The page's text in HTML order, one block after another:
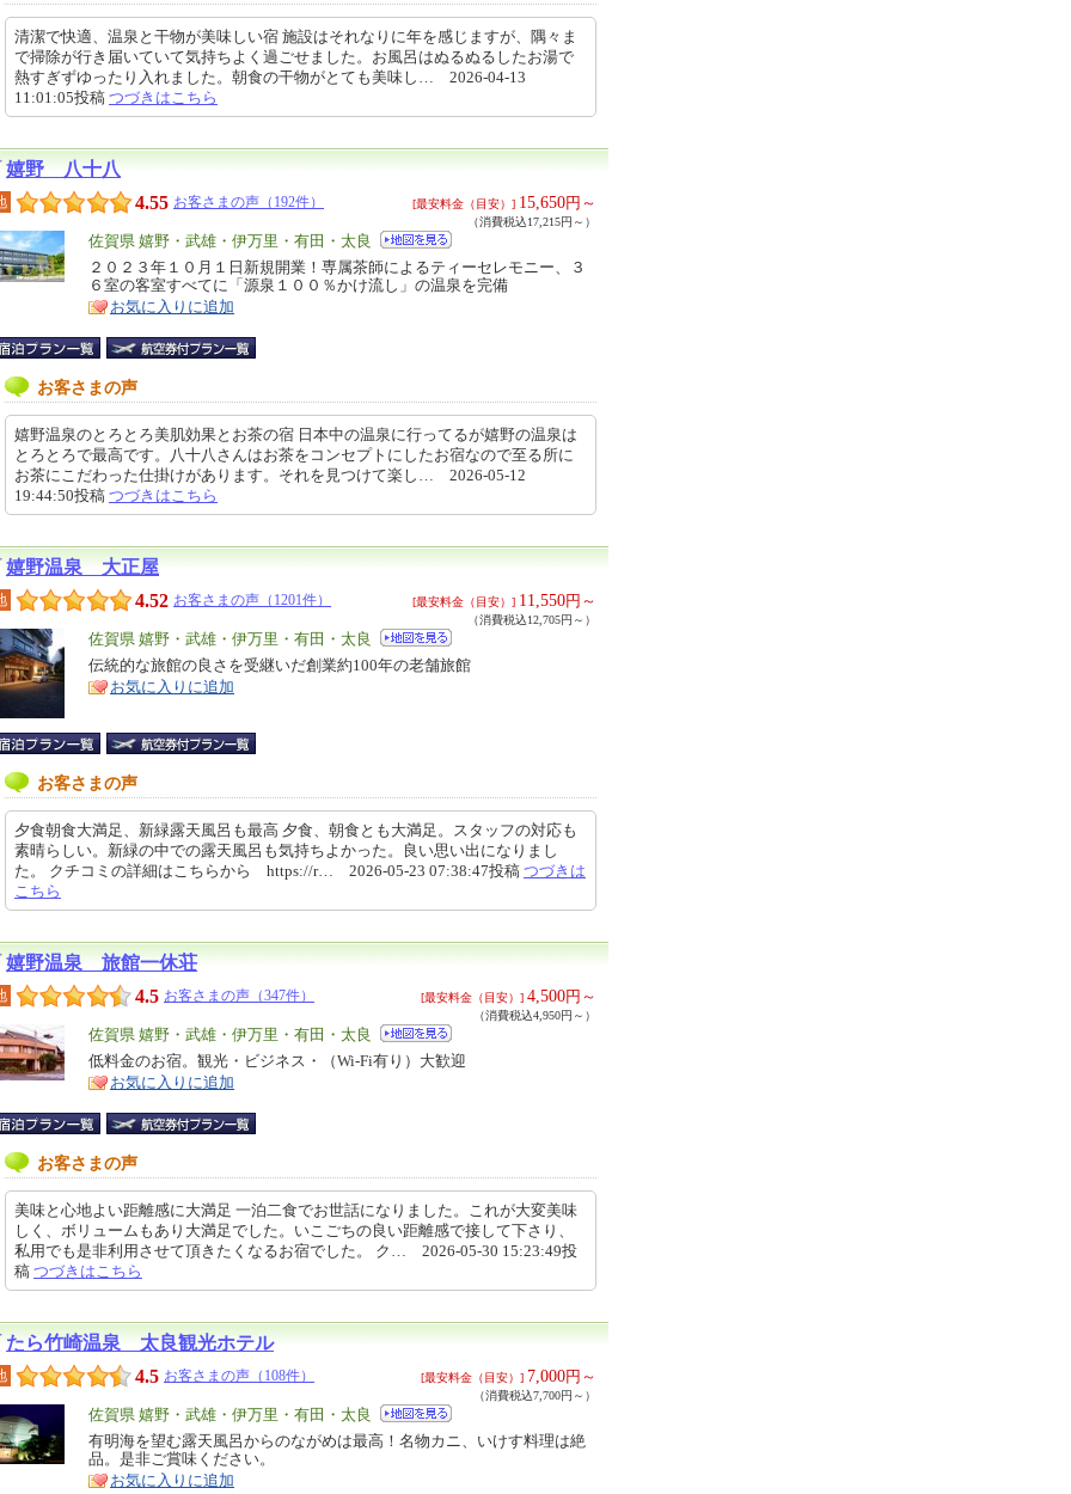
清潔で快適、温泉と干物が美味しい宿 施設はそれなりに年を感じますが、隅々ま
で掃除が行き届いていて気持ちよく過ごせました。お風呂はぬるぬるしたお湯で
熱すぎずゆったり入れました。朝食の干物がとても美味し… 2026-04-13
11:01:05投稿 つづきはこちら
嬉野 八十八
4.55 お客さまの声（192件） [最安料金（目安）] 15,650円～
（消費税込17,215円～）
エ
リ
ア
佐賀県 嬉野・武雄・伊万里・有田・太良
特
徴
２０２３年１０月１日新規開業！専属茶師によるティーセレモニー、３
６室の客室すべてに「源泉１００％かけ流し」の温泉を完備
お気に入りに追加
お客さまの声
嬉野温泉のとろとろ美肌効果とお茶の宿 日本中の温泉に行ってるが嬉野の温泉は
とろとろで最高です。八十八さんはお茶をコンセプトにしたお宿なので至る所に
お茶にこだわった仕掛けがあります。それを見つけて楽し… 2026-05-12
19:44:50投稿 つづきはこちら
嬉野温泉 大正屋
4.52 お客さまの声（1201件） [最安料金（目安）] 11,550円～
（消費税込12,705円～）
エ
リ
ア
佐賀県 嬉野・武雄・伊万里・有田・太良
特
徴
伝統的な旅館の良さを受継いだ創業約100年の老舗旅館
お気に入りに追加
お客さまの声
夕食朝食大満足、新緑露天風呂も最高 夕食、朝食とも大満足。スタッフの対応も
素晴らしい。新緑の中での露天風呂も気持ちよかった。良い思い出になりまし
た。 クチコミの詳細はこちらから https://r… 2026-05-23 07:38:47投稿 つづきは
こちら
嬉野温泉 旅館一休荘
4.5 お客さまの声（347件） [最安料金（目安）] 4,500円～
（消費税込4,950円～）
エ
リ
ア
佐賀県 嬉野・武雄・伊万里・有田・太良
特
徴
低料金のお宿。観光・ビジネス・（Wi-Fi有り）大歓迎
お気に入りに追加
お客さまの声
美味と心地よい距離感に大満足 一泊二食でお世話になりました。これが大変美味
しく、ボリュームもあり大満足でした。いこごちの良い距離感で接して下さり、
私用でも是非利用させて頂きたくなるお宿でした。 ク… 2026-05-30 15:23:49投
稿 つづきはこちら
たら竹崎温泉 太良観光ホテル
4.5 お客さまの声（108件） [最安料金（目安）] 7,000円～
（消費税込7,700円～）
エ
リ
ア
佐賀県 嬉野・武雄・伊万里・有田・太良
特
徴
有明海を望む露天風呂からのながめは最高！名物カニ、いけす料理は絶
品。是非ご賞味ください。
お気に入りに追加